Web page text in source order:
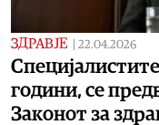
ЗДРАВЈЕ 22.04.2026
години, се
Законот за